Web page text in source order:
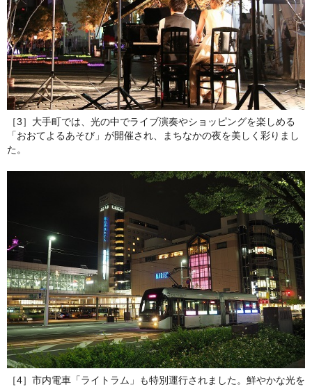
［3］大手町では、光の中でライブ演奏やショッピングを楽しめる
「おおてよるあそび」が開催され、まちなかの夜を美しく彩りまし
た。
［4］市内電車「ライトラム」も特別運行されました。鮮やかな光を